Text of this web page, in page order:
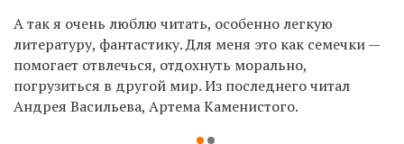
А так я очень люблю читать, особенно легкую
литературу, фантастику. Для меня это как семечки —
помогает отвлечься, отдохнуть морально,
погрузиться в другой мир. Из последнего читал
Андрея Васильева, Артема Каменистого.